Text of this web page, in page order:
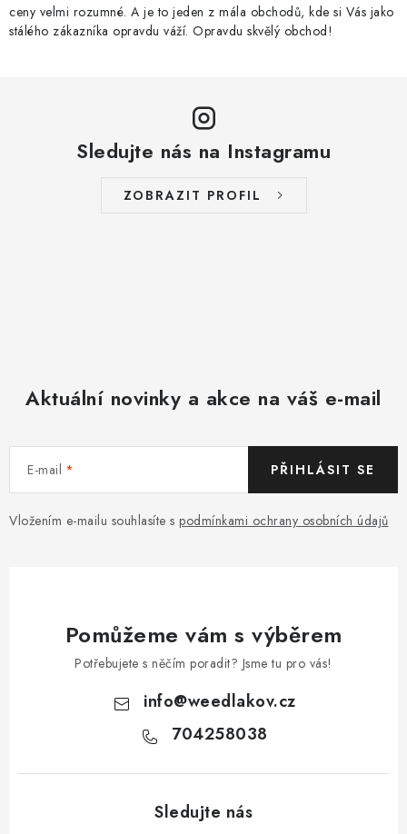
ceny velmi rozumné. A je to jeden z mála obchodů, kde si Vás jako
stálého zákazníka opravdu váží. Opravdu skvělý obchod!
Sledujte nás na Instagramu
ZOBRAZIT PROFIL
Aktuální novinky a akce na váš e-mail
E-mail
Vložením e-mailu souhlasíte s podmínkami ochrany osobních údajů
PŘIHLÁSIT SE
Pomůžeme vám s výběrem
Potřebujete s něčím poradit? Jsme tu pro vás!
info@weedlakov.cz
704258038